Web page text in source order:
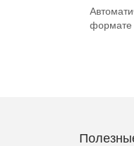
формате